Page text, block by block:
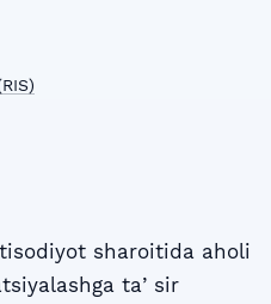
sharoitida aholi
taʼsir